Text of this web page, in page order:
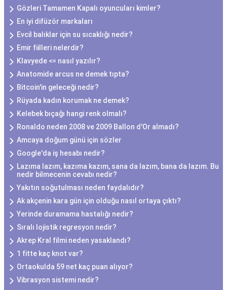
Gözleri Tamamen Kapalı oyuncuları kimler?
En iyi difüzör markaları
Evcil balıklar için su sıcaklığı nedir?
Emir fiilleri nelerdir?
Klavyede <= nasıl yazılır?
Anatomide arcus ne demek tıpta?
Bitcoin'in geleceği nedir?
Rüyada kadın korumak ne demek?
Kelebek bıçağı hangi renk olmalı?
Ronaldo neden 2008 ve 2009 Ballon d'Or almadı?
Amcaya doğum günü için sözler
Google'da iş hesabı nedir?
Lazıma lazım, kazıma kazım, sana da lazım, bana da lazım. Bu
nedir bilmecenin cevabı nedir?
Yakıtın soğutulması neden faydalıdır?
Ak akçenin kara gün için olduğu nasıl ortaya çıktı?
Yerinde duramama hastalığı nedir?
Sıralı lojistik regresyon nedir?
Akrep Kral filmi neden yasaklandı?
1 fitte kaç knot var?
Ortaokulda 59 net kaç puan alıyor?
Vibrasyon sistemi nedir?